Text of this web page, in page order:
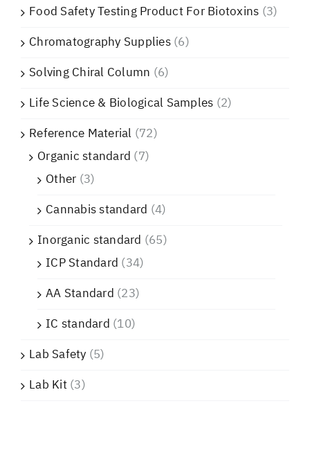
Food Safety Testing Product For Biotoxins (3)
Chromatography Supplies(6)
Solving Chiral Column (6)
Life Science & Biological Samples (2)
Reference Material (72)
Organic standard (7)
Other (3)
Cannabis standard (4)
Inorganic standard (65)
ICP Standard (34)
AA Standard (23)
IC standard (10)
Lab Safety (5)
Lab Kit(3)